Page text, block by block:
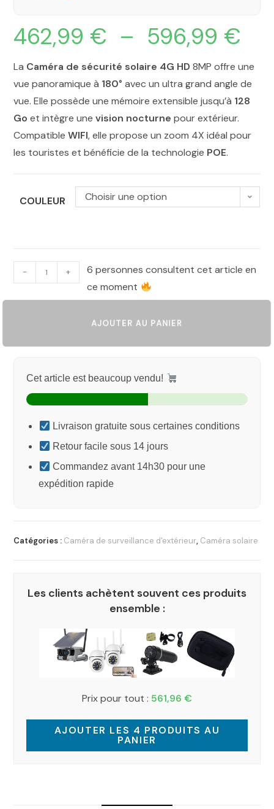
462,99 € – 596,99 €
La Caméra de sécurité solaire 4G HD 8MP offre une
vue panoramique à 180° avec un ultra grand angle de
vue. Elle possède une mémoire extensible jusqu’à 128
Go et intègre unevision nocturne pour extérieur.
CompatibleWIFI, elle propose un zoom 4X idéal pour
les touristes et bénéficie de la technologie POE.
COULEUR Choisir une option
- +
6 personnes consultent cet article en
ce moment
AJOUTER AU PANIER
Cet article est beaucoup vendu!
Livraison gratuite sous certaines conditions
Retour facile sous 14 jours
Commandez avant 14h30 pour une
expédition rapide
Catégories : Caméra de surveillance d'extérieur, Caméra solaire
Les clients achètent souvent ces produits
ensemble :
Prix pour tout : 561,96 €
AJOUTER LES 4 PRODUITS AU
PANIER